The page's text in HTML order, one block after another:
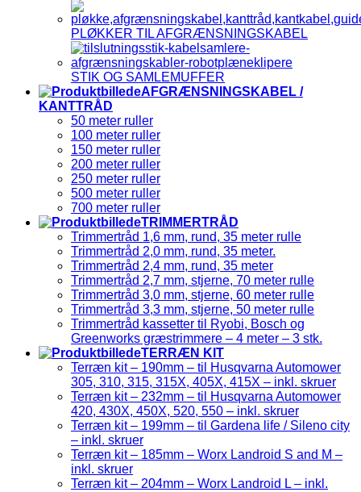
PLØKKER TIL AFGRÆNSNINGSKABEL
STIK OG SAMLEMUFFER
AFGRÆNSNINGSKABEL /
KANTTRÅD
50 meter ruller
100 meter ruller
150 meter ruller
200 meter ruller
250 meter ruller
500 meter ruller
700 meter ruller
TRIMMERTRÅD
Trimmertråd 1,6 mm, rund, 35 meter rulle
Trimmertråd 2,0 mm, rund, 35 meter.
Trimmertråd 2,4 mm, rund, 35 meter
Trimmertråd 2,7 mm, stjerne, 70 meter rulle
Trimmertråd 3,0 mm, stjerne, 60 meter rulle
Trimmertråd 3,3 mm, stjerne, 50 meter rulle
Trimmertråd kassetter til Ryobi, Bosch og
Greenworks græstrimmere – 4 meter – 3 stk.
TERRÆN KIT
Terræn kit – 190mm – til Husqvarna Automower
305, 310, 315, 315X, 405X, 415X – inkl. skruer
Terræn kit – 232mm – til Husqvarna Automower
420, 430X, 450X, 520, 550 – inkl. skruer
Terræn kit – 199mm – til Gardena life / Sileno city
– inkl. skruer
Terræn kit – 185mm – Worx Landroid S and M –
inkl. skruer
Terræn kit – 204mm – Worx Landroid L – inkl.